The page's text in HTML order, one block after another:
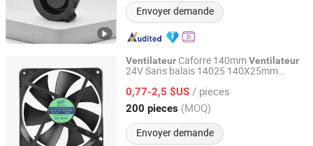
Envoyer demande
Ventilateur Caforre 140mmVentilateur
24V Sans balais 14025 140X25mm
boîtierd'ordinateur PC, refroidisseurs
CPU, radiateurs
0,77-2,5 $US / pieces
200 pieces (MOQ)
Envoyer demande
Shenzhen Caforre Technology Co., Ltd.
Guangdong, China Depuis 2015